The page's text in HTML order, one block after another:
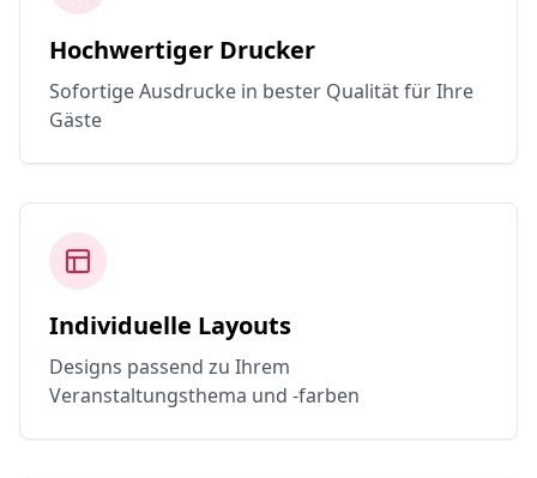
Hochwertiger Drucker
Sofortige Ausdrucke in bester Qualität für Ihre
Gäste
Individuelle Layouts
Designs passend zu Ihrem
Veranstaltungsthema und -farben